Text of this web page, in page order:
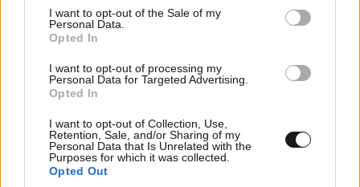
consent section.
I want to opt-out of the Sale of my
Personal Data.
Opted In
I want to opt-out of processing my
Personal Data for Targeted Advertising.
Opted In
I want to opt-out of Collection, Use,
Retention, Sale, and/or Sharing of my
Personal Data that Is Unrelated with the
Purposes for which it was collected.
Opted Out
επιπλέον φόρος θα μπορούσε να αυξήσει την τιμή
ενός εξάδα μπίρας κατά 1,5 σεντς, ή ίσως καθόλου
αν το κόστος απορροφηθεί στην αλυσίδα
προμήθειας.
Οι αγορές «ο απόλυτος διαιτητής»
Η αγνόηση της αντίδρασης της αγοράς στις
ανακοινώσεις πολιτικής είναι ένα ρίσκο, καθώς αυτή